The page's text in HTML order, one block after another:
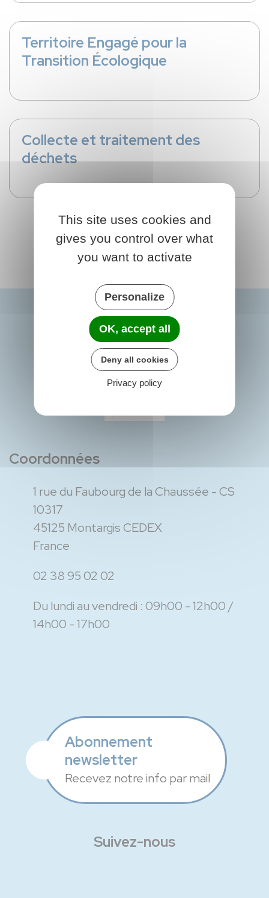
Territoire Engagé pour la
Transition Écologique
Collecte et traitement des
déchets
Coordonnées
1 rue du Faubourg de la Chaussée - CS
10317
45125 Montargis CEDEX
France
02 38 95 02 02
Du lundi au vendredi : 09h00 - 12h00
14h00 - 17h00
Abonnement
newsletter
Recevez notre info par mail
Suivez-nous
This site uses cookies and
gives you control over what
you want to activate
Personalize
OK, accept all
Deny all cookies
Privacy policy